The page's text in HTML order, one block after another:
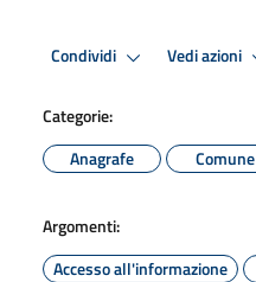
Condividi Vedi azioni
Categorie:
Anagrafe
Comune
Argomenti:
Accesso all'informazione